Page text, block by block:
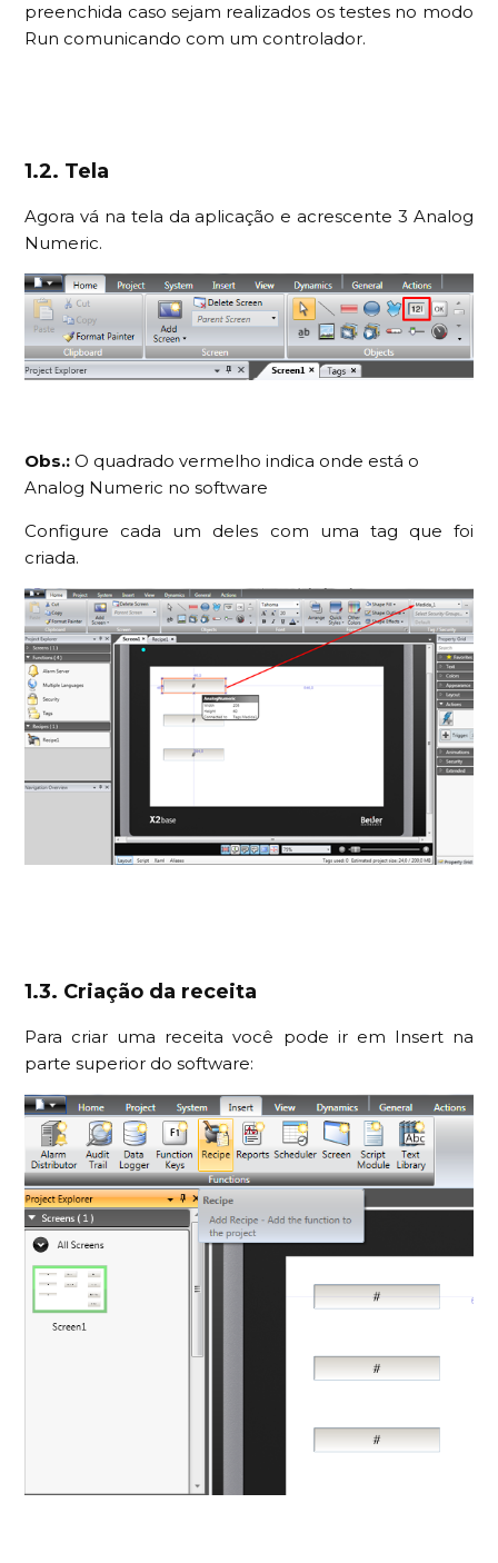
preenchida caso sejam realizados os testes no modo
Run comunicando com um controlador.
1.2. Tela
Agora vá na tela da aplicação e acrescente 3 Analog
Numeric.
Obs.: O quadrado vermelho indica onde está o
Analog Numeric no software
Configure cada um deles com uma tag que foi
criada.
1.3. Criação da receita
Para criar uma receita você pode ir em Insert na
parte superior do software: